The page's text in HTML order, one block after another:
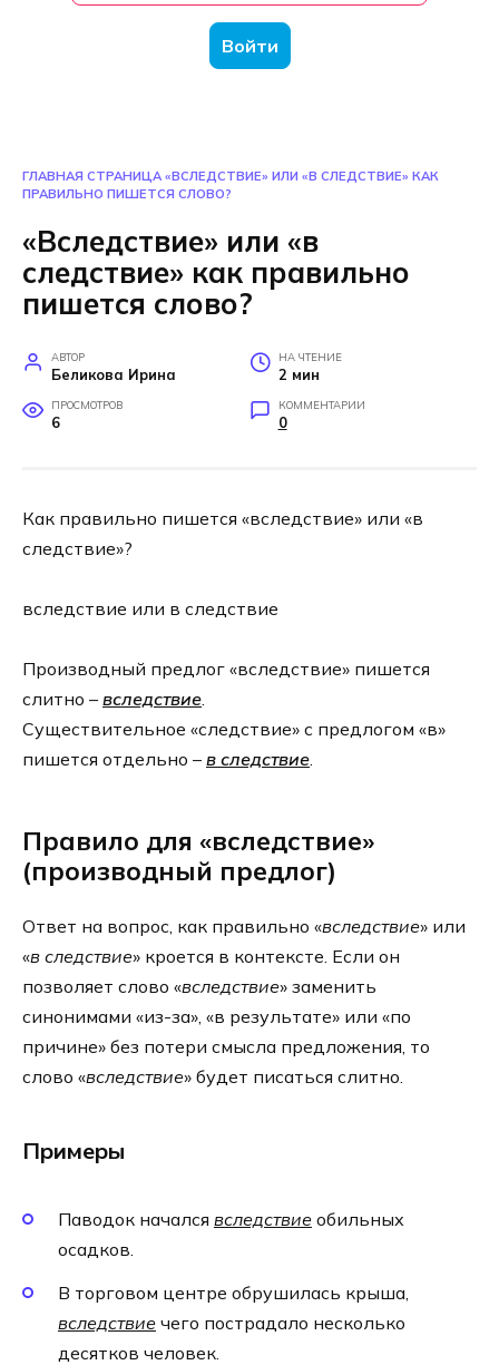
Войти
ГЛАВНАЯ СТРАНИЦА «ВСЛЕДСТВИЕ» ИЛИ «В СЛЕДСТВИЕ» КАК
ПРАВИЛЬНО ПИШЕТСЯ СЛОВО?
«Вследствие» или «в
следствие» как правильно
пишется слово?
АВТОР
Беликова Ирина
НА ЧТЕНИЕ
2 мин
ПРОСМОТРОВ
6
КОММЕНТАРИИ
0
Как правильно пишется «вследствие» или «в
следствие»?
вследствие или в следствие
Производный предлог «вследствие» пишется
слитно – вследствие.
Существительное «следствие» с предлогом «в»
пишется отдельно – в следствие.
Правило для «вследствие»
(производный предлог)
Ответ на вопрос, как правильно «вследствие» или
«в следствие» кроется в контексте. Если он
позволяет слово «вследствие» заменить
синонимами «из-за», «в результате» или «по
причине» без потери смысла предложения, то
слово «вследствие» будет писаться слитно.
Примеры
Паводок начался вследствие обильных
осадков.
В торговом центре обрушилась крыша,
вследствие чего пострадало несколько
десятков человек.